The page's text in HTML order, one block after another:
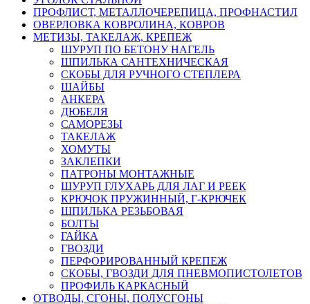
ПРОФЛИСТ, МЕТАЛЛОЧЕРЕПИЦА, ПРОФНАСТИЛ
ОВЕРЛОВКА КОВРОЛИНА, КОВРОВ
МЕТИЗЫ, ТАКЕЛАЖ, КРЕПЕЖ
ШУРУП ПО БЕТОНУ НАГЕЛЬ
ШПИЛЬКА САНТЕХНИЧЕСКАЯ
СКОБЫ ДЛЯ РУЧНОГО СТЕПЛЕРА
ШАЙБЫ
АНКЕРА
ДЮБЕЛЯ
САМОРЕЗЫ
ТАКЕЛАЖ
ХОМУТЫ
ЗАКЛЕПКИ
ПАТРОНЫ МОНТАЖНЫЕ
ШУРУП ГЛУХАРЬ ДЛЯ ЛАГ И РЕЕК
КРЮЧОК ПРУЖИННЫЙ, Г-КРЮЧЕК
ШПИЛЬКА РЕЗЬБОВАЯ
БОЛТЫ
ГАЙКА
ГВОЗДИ
ПЕРФОРИРОВАННЫЙ КРЕПЕЖ
СКОБЫ, ГВОЗДИ ДЛЯ ПНЕВМОПИСТОЛЕТОВ
ПРОФИЛЬ КАРКАСНЫЙ
ОТВОДЫ, СГОНЫ, ПОЛУСГОНЫ